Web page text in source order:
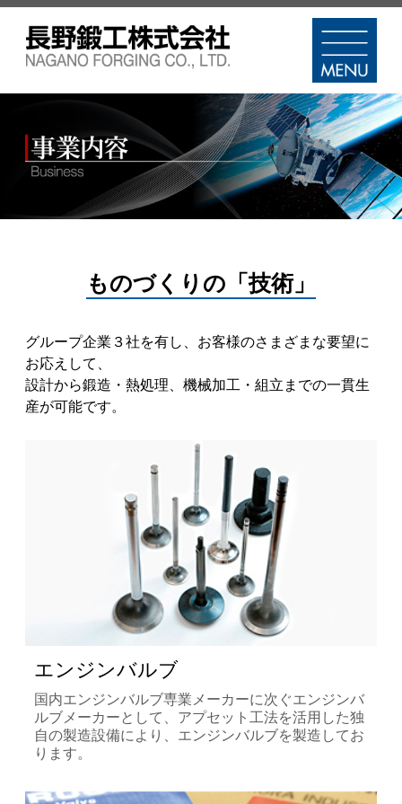
ものづくりの「技術」
グループ企業３社を有し、お客様のさまざまな要望に
お応えして、
設計から鍛造・熱処理、機械加工・組立までの一貫生
産が可能です。
エンジンバルブ
国内エンジンバルブ専業メーカーに次ぐエンジンバ
ルブメーカーとして、アプセット工法を活用した独
自の製造設備により、エンジンバルブを製造してお
ります。